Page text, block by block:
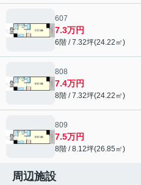
607
7.3万円
6階 / 7.32坪(24.22㎡)
808
7.4万円
8階 / 7.32坪(24.22㎡)
809
7.5万円
8階 / 8.12坪(26.85㎡)
周辺施設